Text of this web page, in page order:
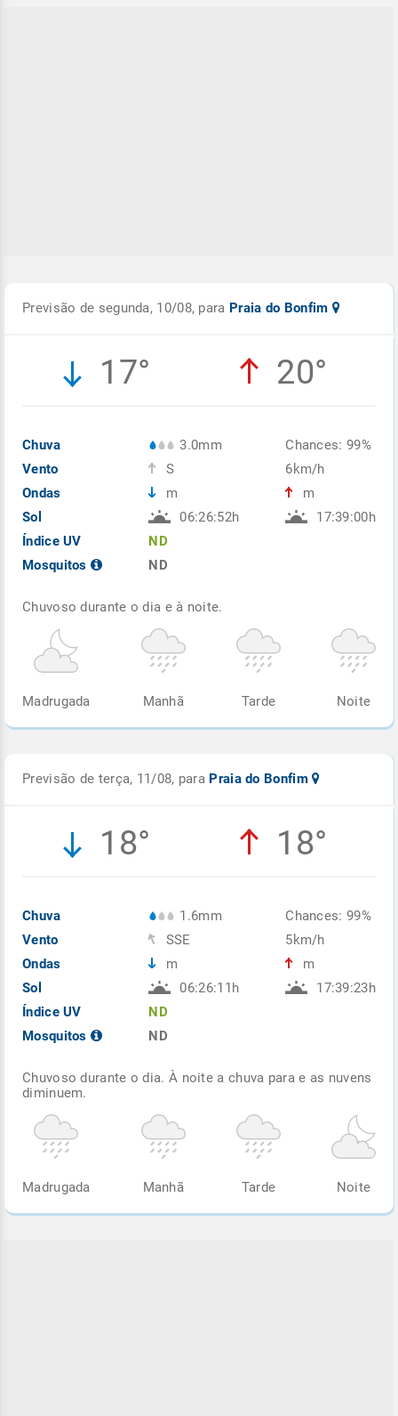
Previsão de segunda, 10/08, para Praia do Bonfim
17° 20°
Chuva
Vento
Ondas
Sol
Índice UV
Mosquitos
3.0mm
S
m
06:26:52h
ND
ND
Chances: 99%
6km/h
m
17:39:00h
Chuvoso durante o dia e à noite.
Madrugada Manhã Tarde Noite
Previsão de terça, 11/08, para Praia do Bonfim
18° 18°
Chuva
Vento
Ondas
Sol
Índice UV
Mosquitos
1.6mm
SSE
m
06:26:11h
ND
ND
Chances: 99%
5km/h
m
17:39:23h
Chuvoso durante o dia. À noite a chuva para e as nuvens
diminuem.
Madrugada Manhã Tarde Noite